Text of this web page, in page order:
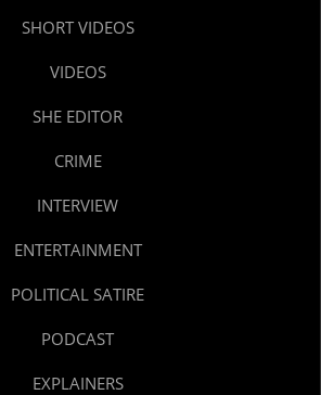
SHORT VIDEOS
VIDEOS
SHE EDITOR
CRIME
INTERVIEW
ENTERTAINMENT
POLITICAL SATIRE
PODCAST
EXPLAINERS